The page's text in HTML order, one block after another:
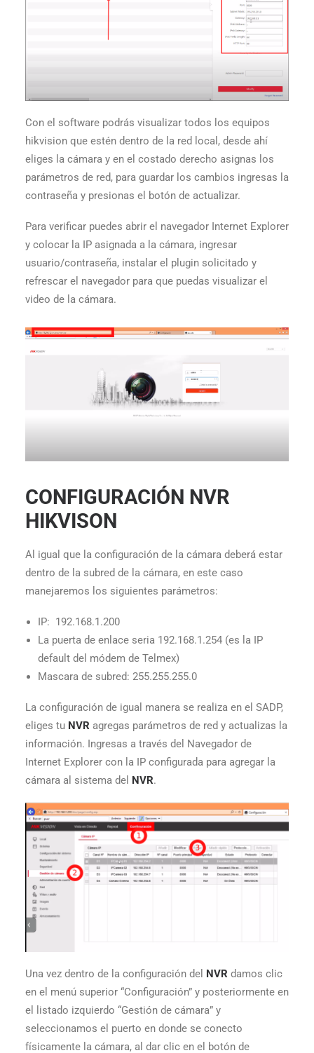
Con el software podrás visualizar todos los equipos
hikvision que estén dentro de la red local, desde ahí
eliges la cámara y en el costado derecho asignas los
parámetros de red, para guardar los cambios ingresas la
contraseña y presionas el botón de actualizar.
Para verificar puedes abrir el navegador Internet Explorer
y colocar la IP asignada a la cámara, ingresar
usuario/contraseña, instalar el plugin solicitado y
refrescar el navegador para que puedas visualizar el
video de la cámara.
CONFIGURACIÓN NVR
HIKVISON
Al igual que la configuración de la cámara deberá estar
dentro de la subred de la cámara, en este caso
manejaremos los siguientes parámetros:
IP: 192.168.1.200
La puerta de enlace seria 192.168.1.254 (es la IP
default del módem de Telmex)
Mascara de subred: 255.255.255.0
La configuración de igual manera se realiza en el SADP,
eliges tu NVR agregas parámetros de red y actualizas la
información. Ingresas a través del Navegador de
Internet Explorer con la IP configurada para agregar la
cámara al sistema del NVR.
Una vez dentro de la configuración del NVR damos clic
en el menú superior “Configuración” y posteriormente en
el listado izquierdo “Gestión de cámara” y
seleccionamos el puerto en donde se conecto
físicamente la cámara, al dar clic en el botón de